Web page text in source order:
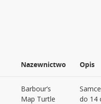
Nazewnictwo Opis
Barbour’s
Map Turtle
do 14